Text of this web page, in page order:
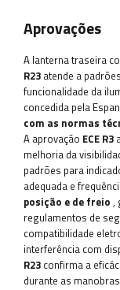
Aprovações
A lanterna traseira
R23 atende a
funcionalidade da
concedida pela
com as normas
A aprovação ECE R3
melhoria da
padrões para
adequada e
posição e de freio ,
regulamentos de
compatibilidade
interferência com
R23 confirma a
durante as